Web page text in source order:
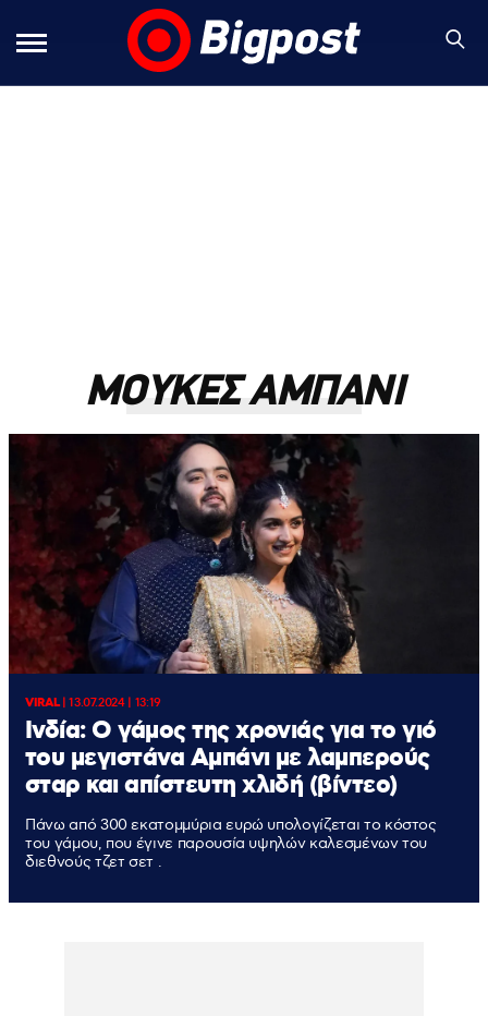
ΜΟΥΚΕΣ ΑΜΠΑΝΙ
VIRAL|13.07.2024 | 13:19
Ινδία: Ο γάμος της χρονιάς για το γιό
του μεγιστάνα Αμπάνι με λαμπερούς
σταρ και απίστευτη χλιδή (βίντεο)
Πάνω από 300 εκατομμύρια ευρώ υπολογίζεται το κόστος
του γάμου, που έγινε παρουσία υψηλών καλεσμένων του
διεθνούς τζετ σετ .